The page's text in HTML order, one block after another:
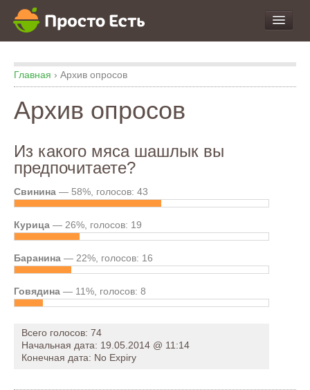
про Еду
про Экспертизу
Главная › Архив опросов
Архив опросов
Из какого мяса шашлык вы
предпочитаете?
Свинина — 58%, голосов: 43
Курица — 26%, голосов: 19
Баранина — 22%, голосов: 16
Говядина — 11%, голосов: 8
Всего голосов: 74
Начальная дата: 19.05.2014 @ 11:14
Конечная дата: No Expiry